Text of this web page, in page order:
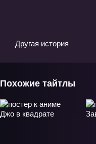
Другая история
Похожие тайтлы